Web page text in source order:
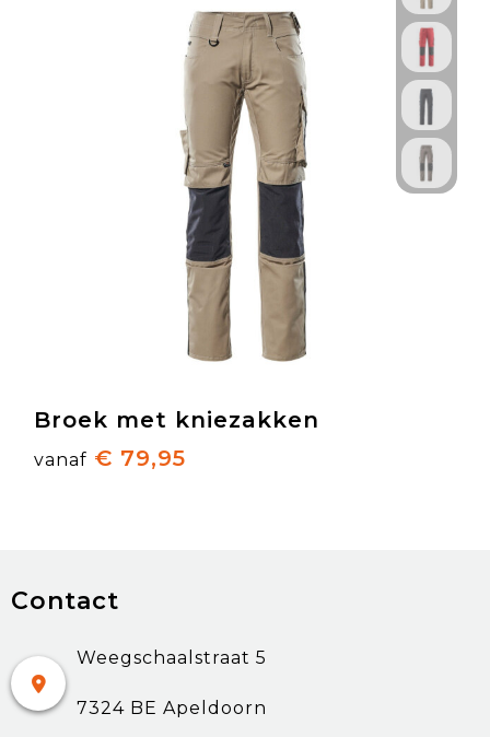
Broek met kniezakken
vanaf € 79,95
Contact
Weegschaalstraat 5
7324 BE Apeldoorn